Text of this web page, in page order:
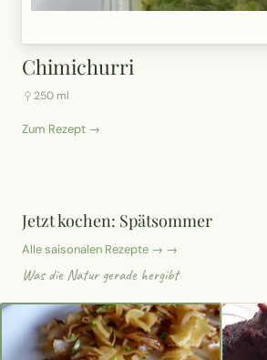
Erntekorb
Sammelkalender
Vogelstimmen
Gartenplaner
Düngeberater
Chimichurri
250 ml
Zum Rezept →
Jetzt kochen: Spätsommer
Alle saisonalen Rezepte → →
Was die Natur gerade hergibt